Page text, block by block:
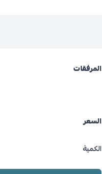
المرفقات
السعر
الكمية